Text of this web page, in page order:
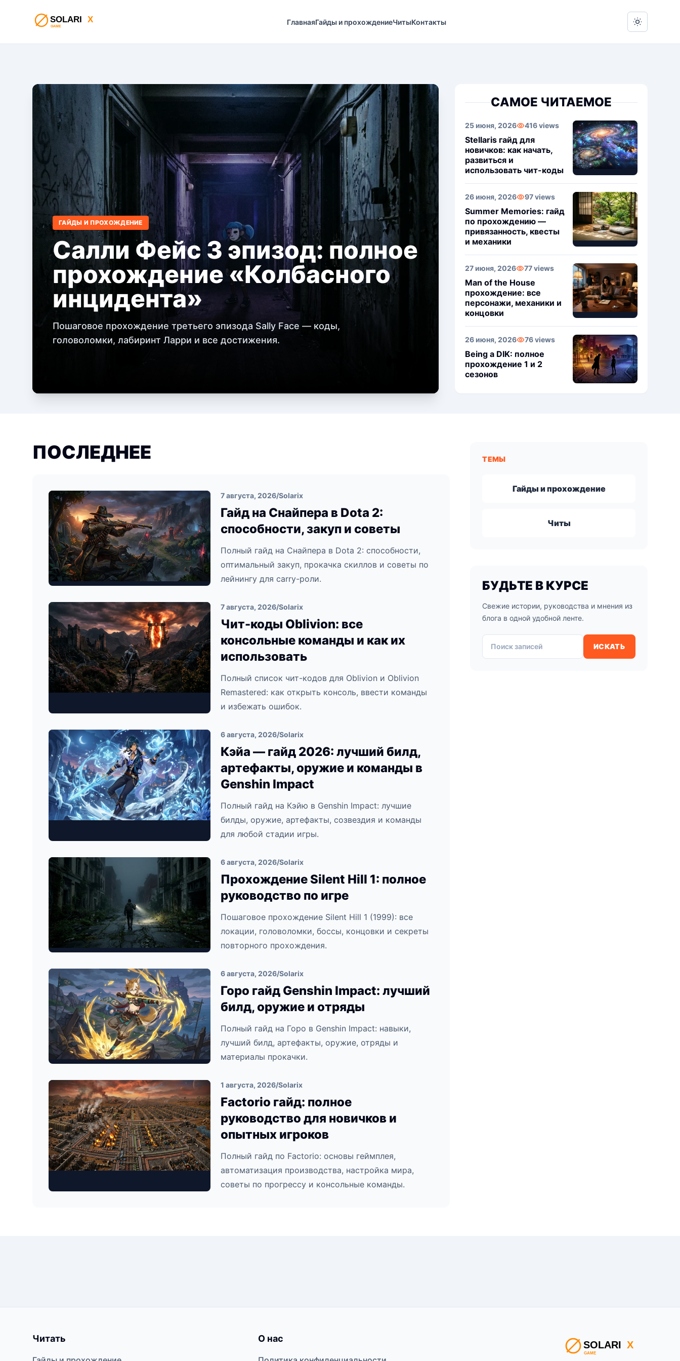
ГлавнаяГайды и прохождениеЧитыКонтакты Switch to
ГАЙДЫ И ПРОХОЖДЕНИЕ
Салли Фейс 3 эпизод: полное
прохождение «Колбасного
инцидента»
Пошаговое прохождение третьего эпизода Sally Face — коды,
головоломки, лабиринт Ларри и все достижения.
САМОЕ ЧИТАЕМОЕ
25 июня, 2026 416 views
Stellaris гайд для
новичков: как начать,
развиться и
использовать чит-коды
26 июня, 2026 97 views
Summer Memories: гайд
по прохождению —
привязанность, квесты
и механики
27 июня, 2026 77 views
Man of the House
прохождение: все
персонажи, механики и
концовки
26 июня, 2026 76 views
Being a DIK: полное
прохождение 1 и 2
сезонов
ПОСЛЕДНЕЕ
7 августа, 2026/Solarix
Гайд на Снайпера в Dota 2:
способности, закуп и советы
Полный гайд на Снайпера в Dota 2: способности,
оптимальный закуп, прокачка скиллов и советы по
лейнингу для carry-роли.
7 августа, 2026/Solarix
Чит-коды Oblivion: все
консольные команды и как их
использовать
Полный список чит-кодов для Oblivion и Oblivion
Remastered: как открыть консоль, ввести команды
и избежать ошибок.
6 августа, 2026/Solarix
Кэйа — гайд 2026: лучший билд,
артефакты, оружие и команды в
Genshin Impact
Полный гайд на Кэйю в Genshin Impact: лучшие
билды, оружие, артефакты, созвездия и команды
для любой стадии игры.
6 августа, 2026/Solarix
Прохождение Silent Hill 1: полное
руководство по игре
Пошаговое прохождение Silent Hill 1 (1999): все
локации, головоломки, боссы, концовки и секреты
повторного прохождения.
6 августа, 2026/Solarix
Горо гайд Genshin Impact: лучший
билд, оружие и отряды
Полный гайд на Горо в Genshin Impact: навыки,
лучший билд, артефакты, оружие, отряды и
материалы прокачки.
1 августа, 2026/Solarix
Factorio гайд: полное
руководство для новичков и
опытных игроков
Полный гайд по Factorio: основы геймплея,
автоматизация производства, настройка мира,
советы по прогрессу и консольные команды.
ТЕМЫ
Гайды и прохождение
Читы
БУДЬТЕ В КУРСЕ
Свежие истории, руководства и мнения из
блога в одной удобной ленте.
Поиск записей
ИСКАТЬ
Читать О нас